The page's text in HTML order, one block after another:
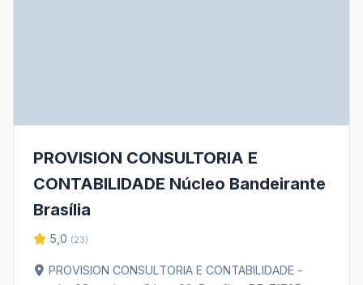
PROVISION CONSULTORIA E
CONTABILIDADE Núcleo Bandeirante
Brasília
5,0 (23)
PROVISION CONSULTORIA E CONTABILIDADE -